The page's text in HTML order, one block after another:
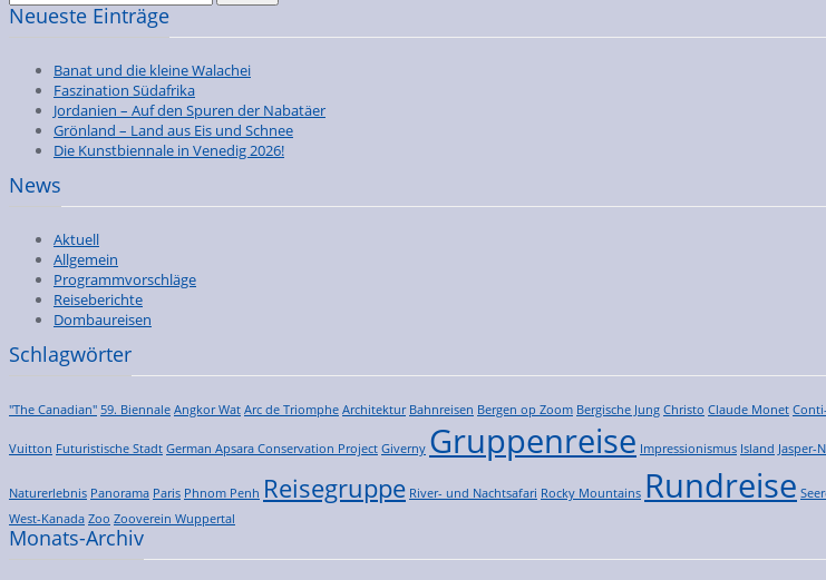
Neueste Einträge
Banat und die kleine Walachei
Faszination Südafrika
Jordanien – Auf den Spuren der Nabatäer
Grönland – Land aus Eis und Schnee
Die Kunstbiennale in Venedig 2026!
News
Aktuell
Allgemein
Programmvorschläge
Reiseberichte
Dombaureisen
Schlagwörter
"The Canadian" 59. Biennale Angkor Wat Arc de Triomphe Architektur Bahnreisen Bergen op Zoom Bergische Jung Christo Claude Monet
Vuitton Futuristische Stadt German Apsara Conservation Project Giverny Gruppenreise Impressionismus Island Jasper-
Naturerlebnis Panorama Paris Phnom Penh Reisegruppe River- und Nachtsafari Rocky Mountains Rundreise
West-Kanada Zoo Zooverein Wuppertal
Monats-Archiv